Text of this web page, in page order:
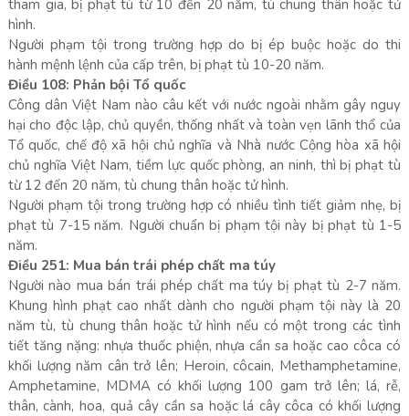
tham gia, bị phạt tù từ 10 đến 20 năm, tù chung thân hoặc tử
hình.
Người phạm tội trong trường hợp do bị ép buộc hoặc do thi
hành mệnh lệnh của cấp trên, bị phạt tù 10-20 năm.
Điều 108: Phản bội Tổ quốc
Công dân Việt Nam nào câu kết với nước ngoài nhằm gây nguy
hại cho độc lập, chủ quyền, thống nhất và toàn vẹn lãnh thổ của
Tổ quốc, chế độ xã hội chủ nghĩa và Nhà nước Cộng hòa xã hội
chủ nghĩa Việt Nam, tiềm lực quốc phòng, an ninh, thì bị phạt tù
từ 12 đến 20 năm, tù chung thân hoặc tử hình.
Người phạm tội trong trường hợp có nhiều tình tiết giảm nhẹ, bị
phạt tù 7-15 năm. Người chuẩn bị phạm tội này bị phạt tù 1-5
năm.
Điều 251: Mua bán trái phép chất ma túy
Người nào mua bán trái phép chất ma túy bị phạt tù 2-7 năm.
Khung hình phạt cao nhất dành cho người phạm tội này là 20
năm tù, tù chung thân hoặc tử hình nếu có một trong các tình
tiết tăng nặng: nhựa thuốc phiện, nhựa cần sa hoặc cao côca có
khối lượng năm cân trở lên; Heroin, côcain, Methamphetamine,
Amphetamine, MDMA có khối lượng 100 gam trở lên; lá, rễ,
thân, cành, hoa, quả cây cần sa hoặc lá cây côca có khối lượng